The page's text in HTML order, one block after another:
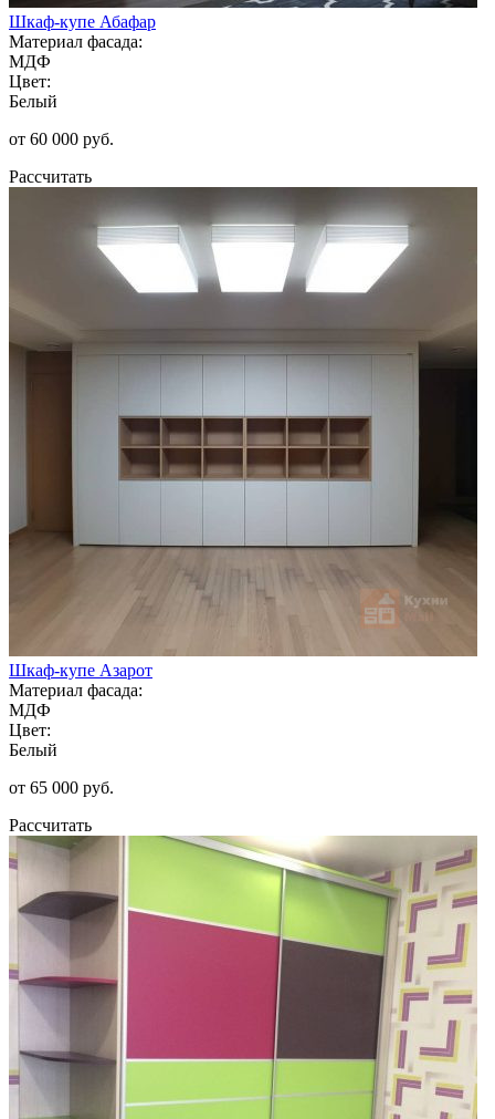
Шкаф-купе Абафар
Материал фасада:
МДФ
Цвет:
Белый
от 60 000 руб.
Рассчитать
Шкаф-купе Азарот
Материал фасада:
МДФ
Цвет:
Белый
от 65 000 руб.
Рассчитать